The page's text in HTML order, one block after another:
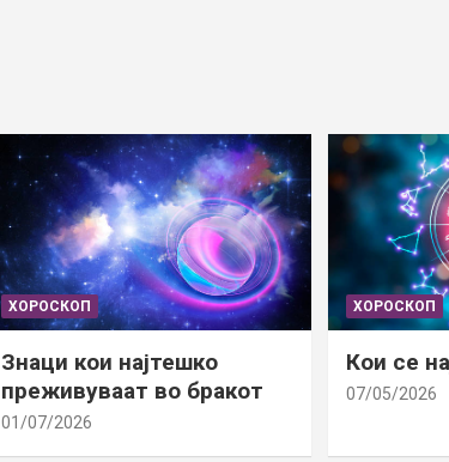
ХОРОСКОП
Знаци кои најтешко
преживуваат во бракот
01/07/2026
ХОРОСКОП
Кои се
07/05/2026